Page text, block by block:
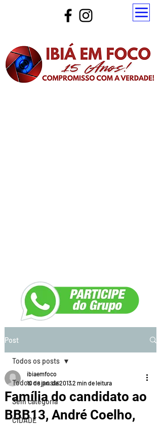
Post
Todos os posts
Sem categoria
CIDADE
Todos os posts
Família do candidato ao
BBB13, André Coelho,
ibiaemfoco
10 de jan. de 20132 min de leitura